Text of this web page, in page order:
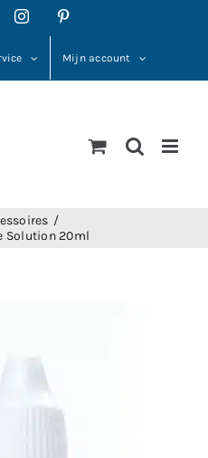
Instagram
Mijn account
Solution 20ml